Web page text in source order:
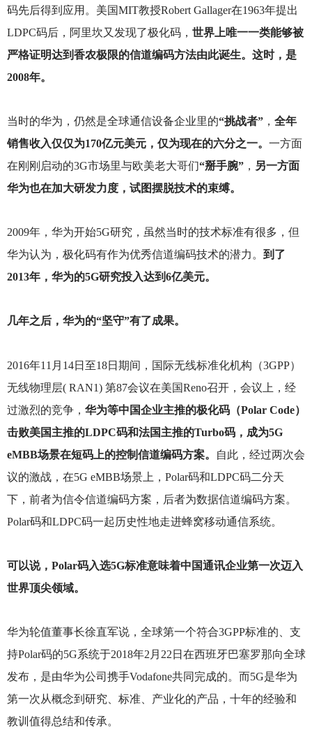
码先后得到应用。美国MIT教授Robert Gallager在1963年提出
LDPC码后，阿里坎又发现了极化码， 世界上唯一一类能够被
严格证明达到香农极限的信道编码方法由此诞生。这时，是
2008年。
当时的华为，仍然是全球通信设备企业里的“挑战者”， 全年
销售收入仅仅为170亿元美元，仅为现在的六分之一。 一方面
在刚刚启动的3G市场里与欧美老大哥们“掰手腕”， 另一方面
华为也在加大研发力度，试图摆脱技术的束缚。
2009年，华为开始5G研究，虽然当时的技术标准有很多，但
华为认为，极化码有作为优秀信道编码技术的潜力。 到了
2013年，华为的5G研究投入达到6亿美元。
几年之后，华为的“坚守”有了成果。
2016年11月14日至18日期间，国际无线标准化机构（3GPP）
无线物理层( RAN1) 第87会议在美国Reno召开，会议上，经
过激烈的竞争， 华为等中国企业主推的极化码（Polar Code）
击败美国主推的LDPC码和法国主推的Turbo码，成为5G
eMBB场景在短码上的控制信道编码方案。
自此，经过两次会
议的激战，在5G eMBB场景上，Polar码和LDPC码二分天
下，前者为信令信道编码方案，后者为数据信道编码方案。
Polar码和LDPC码一起历史性地走进蜂窝移动通信系统。
可以说，Polar码入选5G标准意味着中国通讯企业第一次迈入
世界顶尖领域。
华为轮值董事长徐直军说，全球第一个符合3GPP标准的、支
持Polar码的5G系统于2018年2月22日在西班牙巴塞罗那向全球
发布，是由华为公司携手Vodafone共同完成的。而5G是华为
第一次从概念到研究、标准、产业化的产品，十年的经验和
教训值得总结和传承。